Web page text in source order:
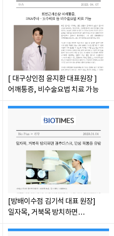
[ 대구상인점 윤지환 대표원장 ]
어깨통증, 비수술요법 치료 가능
[방배이수점 김기석 대표 원장]
일자목, 거북목 방치하면